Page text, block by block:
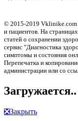
© 2015-2019 Vklinike.com
и пациентов. На
статей о сохранении
сервис "Диагностика
симптомы и состояния
Перепечатка и
администрации или со
Загружается..
❎Закрыть